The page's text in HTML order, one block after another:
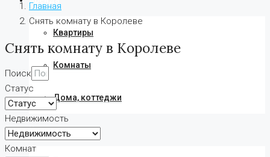
Квартиры
Комнаты
Дома, коттеджи
Коммерческая
Главная
Снять комнату в Королеве
Снять комнату в Королеве
Поиск
Статус
Недвижимость
Комнат